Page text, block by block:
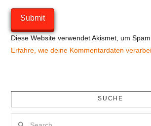
Diese Website verwendet Akismet, um
Erfahre, wie deine Kommentardaten
SUCHE